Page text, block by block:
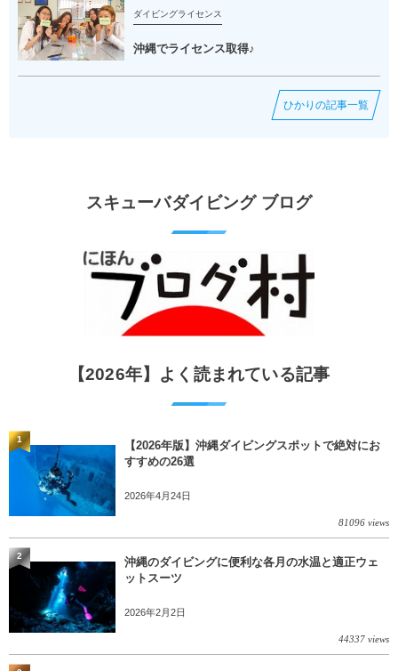
ダイビングライセンス
沖縄でライセンス取得♪
ひかりの記事一覧
スキューバダイビング ブログ
【2026年】よく読まれている記事
【2026年版】沖縄ダイビングスポットで絶対にお
すすめの26選
2026年4月24日
81096 views
1
沖縄のダイビングに便利な各月の水温と適正ウェ
ットスーツ
2026年2月2日
44337 views
2